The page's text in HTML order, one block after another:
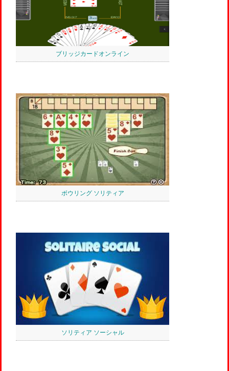
ブリッジカードオンライン
ボウリング ソリティア
ソリティア ソーシャル